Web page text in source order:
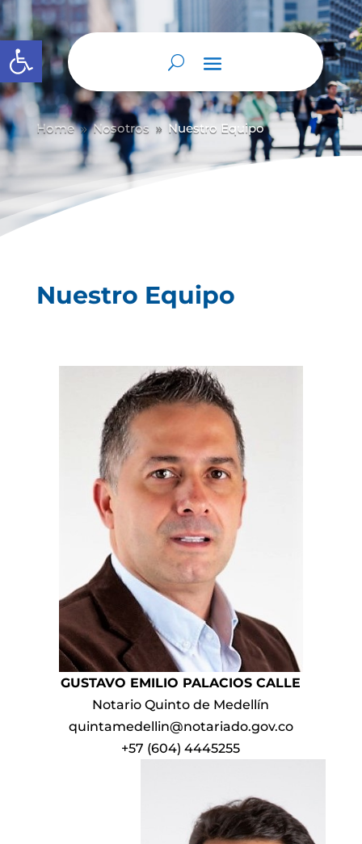
Abrir barra de herramientas
Home 9 Nosotros 9 Nuestro Equipo
Nuestro Equipo
GUSTAVO EMILIO PALACIOS CALLE
Notario Quinto de Medellín
quintamedellin@notariado.gov.co
+57 (604) 4445255